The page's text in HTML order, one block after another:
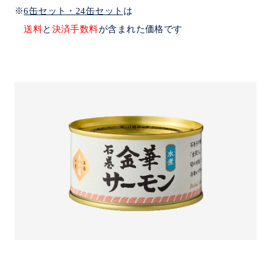
※6缶セット・24缶セット は
送料と 決済手数料が含まれた価格です